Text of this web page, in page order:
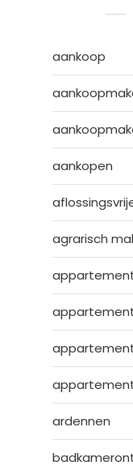
aankoop
aankopen
agrarisch
ardennen